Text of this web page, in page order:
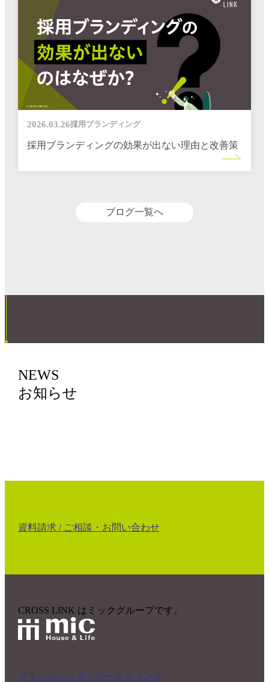
2026.03.26採用ブランディング
採用ブランディングの効果が出ない理由と改善策
ブログ一覧へ
NEWS
お知らせ
資料請求 / ご相談・お問い合わせ
CROSS LINK はミックグループです。
ブランディング × マーケティング